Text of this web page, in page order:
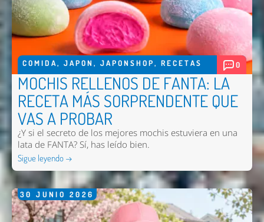
COMIDA, JAPON , JAPONSHOP, RECETAS 0
MOCHIS RELLENOS DE FANTA: LA
RECETA MÁS SORPRENDENTE QUE
VAS A PROBAR
¿Y si el secreto de los mejores mochis estuviera en una
lata de FANTA? Sí, has leído bien.
Sigue leyendo →
30 JUNIO 2026